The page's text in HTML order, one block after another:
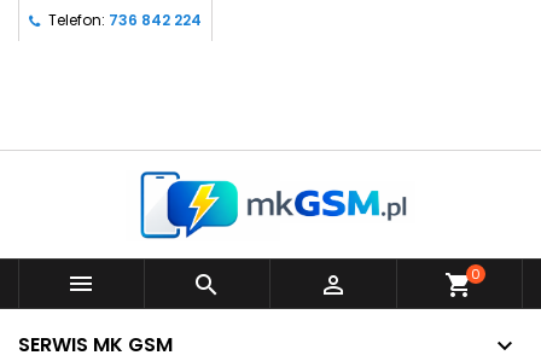
Telefon: 736 842 224
   shopping_cart0
SERWIS MK GSM